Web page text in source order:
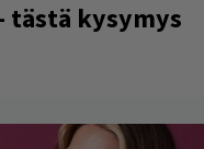
tästä kysymys